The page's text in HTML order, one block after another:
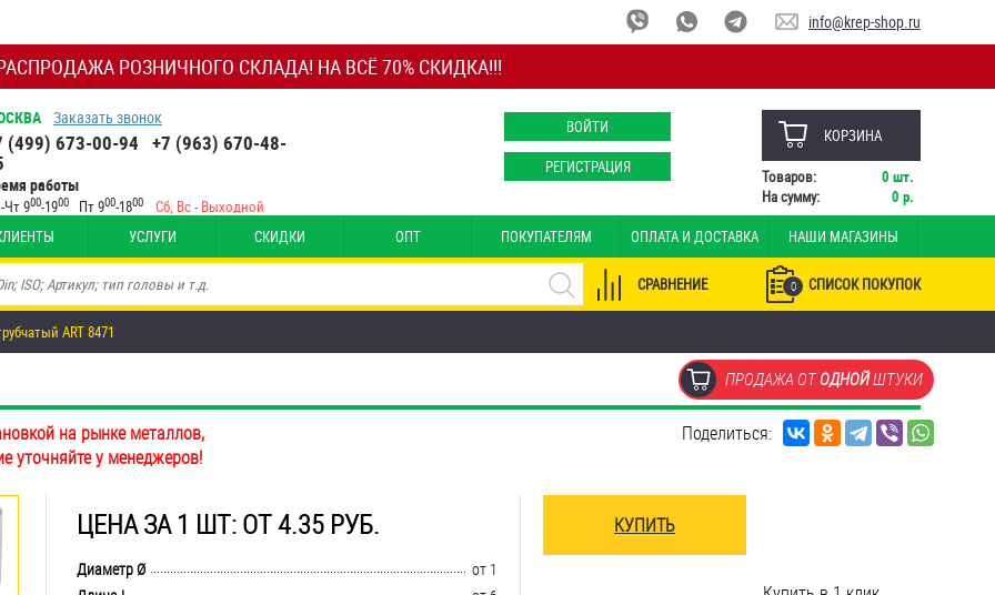
РОЗНИЧНОГО СКЛАДА! НА ВСЁ 70% СКИДКА!!!
info@krep-shop.ru
Заказать звонок
(499) 673-00-94 +7 (963) 670-48-
работы
Чт 900-1900 Пт 900-1800 Сб, Вс - Выходной
ВОЙТИ
РЕГИСТРАЦИЯ
КОРЗИНА
Товаров: 0 шт.
На сумму:
0 р.
УСЛУГИ СКИДКИ ОПТ ПОКУПАТЕЛЯМ ОПЛАТА И ДОСТАВКА НАШИ МАГАЗИНЫ
0 СПИСОК ПОКУПОК
СРАВНЕНИЕ
ART 8471
ПРОДАЖА ОТОДНОЙШТУКИ
на рынке металлов,
уточняйте у менеджеров!
Поделиться:
ЦЕНА ЗА 1 ШТ: ОТ 4.35 РУБ.
........................................................................................................................................................................................................
Диаметр Ø
от 1
КУПИТЬ